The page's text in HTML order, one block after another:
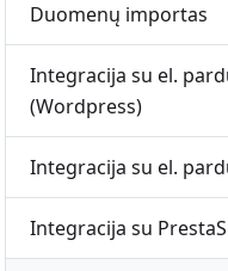
Duomenų importas
Integracija su el.
(Wordpress)
Integracija su el.
Integracija su